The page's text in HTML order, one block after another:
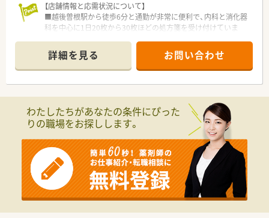
【店舗情報と応需状況について】
■越後曽根駅から徒歩6分と通勤が非常に便利で、内科と消化器
科を中心に1日20枚から30枚ほどの処方箋を受け付けていま
■門前の医療機関から主に応需しており、現在は常勤薬剤師1名
が地域に根ざした質の高い丁寧な服薬指導を日々実践していま
す。
■平日は18時に閉局し日曜日、祝日はお休みとなっているため、
【求人情報について】
■想定年収は400万円から580万円となっており、これまでの薬
剤師としての経験や実績を正当に評価したうえで決定されま
す。
■新潟県内の対象エリアでの勤務には月額3万円の地域手当が支
給されるため、条件次第では高年収を目指すことも十分に可能で
す。
■昇給は年に1回、賞与は年2回で合計4.5ヶ月分の支給実績があ
り、安定した収入を得ながらキャリアを積める好条件の案件で
す。
詳細を見る お問い合わせ
わたしたちがあなたの条件にぴった
りの職場をお探しします。